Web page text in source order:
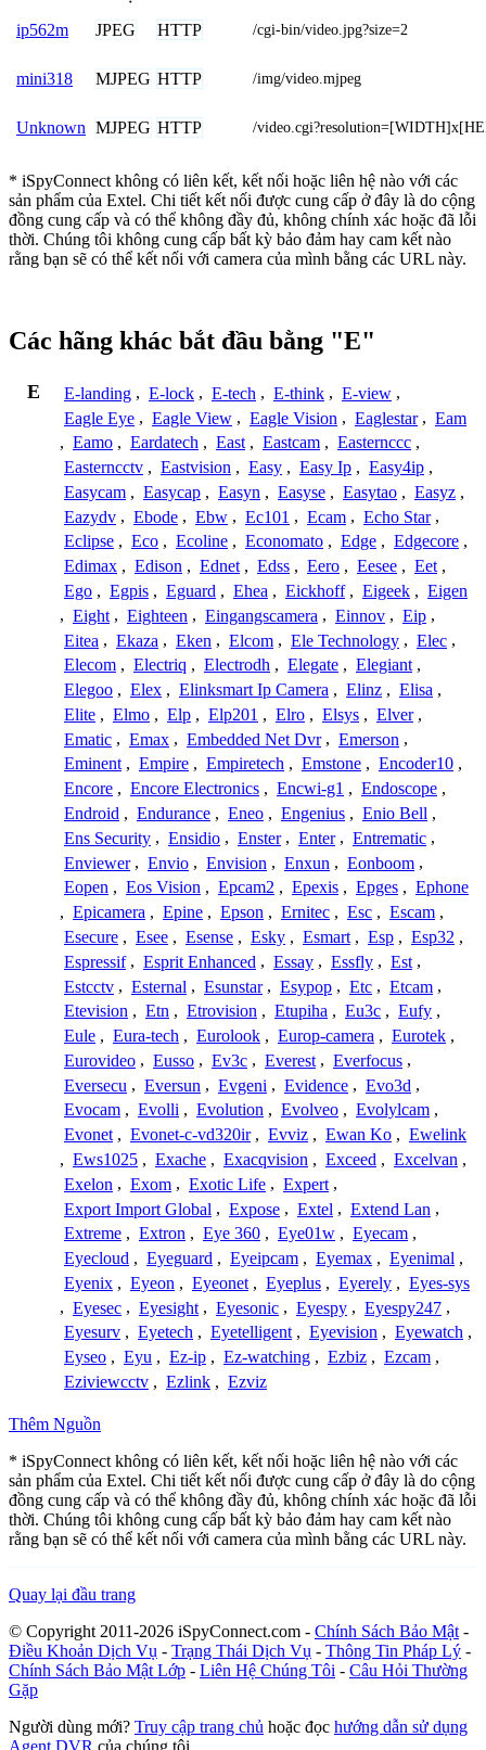
ip562m JPEG HTTP /cgi-bin/video.jpg?size=2
mini318 MJPEG HTTP /img/video.mjpeg
Unknown MJPEG HTTP /
* iSpyConnect không có liên kết, kết nối hoặc liên hệ nào với các
sản phẩm của Extel. Chi tiết kết nối được cung cấp ở đây là do cộng
đồng cung cấp và có thể không đầy đủ, không chính xác hoặc đã lỗi
thời. Chúng tôi không cung cấp bất kỳ bảo đảm hay cam kết nào
rằng bạn sẽ có thể kết nối với camera của mình bằng các URL này.
Các hãng khác bắt đầu bằng "E"
E E-landing , E-lock , E-tech , E-think , E-view ,
Eagle Eye , Eagle View , Eagle Vision , Eaglestar , Eam
, Eamo , Eardatech , East , Eastcam , Easternccc ,
Easterncctv , Eastvision , Easy , Easy Ip , Easy4ip ,
Easycam , Easycap , Easyn , Easyse , Easytao , Easyz ,
Eazydv , Ebode , Ebw , Ec101 , Ecam , Echo Star ,
Eclipse , Eco , Ecoline , Economato , Edge , Edgecore ,
Edimax , Edison , Ednet , Edss , Eero , Eesee , Eet ,
Ego , Egpis , Eguard , Ehea , Eickhoff , Eigeek , Eigen
, Eight , Eighteen , Eingangscamera , Einnov , Eip ,
Eitea , Ekaza , Eken , Elcom , Ele Technology , Elec ,
Elecom , Electriq , Electrodh , Elegate , Elegiant ,
Elegoo , Elex , Elinksmart Ip Camera , Elinz , Elisa ,
Elite , Elmo , Elp , Elp201 , Elro , Elsys , Elver ,
Ematic , Emax , Embedded Net Dvr , Emerson ,
Eminent , Empire , Empiretech , Emstone , Encoder10 ,
Encore , Encore Electronics , Encwi-g1 , Endoscope ,
Endroid , Endurance , Eneo , Engenius , Enio Bell ,
Ens Security , Ensidio , Enster , Enter , Entrematic ,
Enviewer , Envio , Envision , Enxun , Eonboom ,
Eopen , Eos Vision , Epcam2 , Epexis , Epges , Ephone
, Epicamera , Epine , Epson , Ernitec , Esc , Escam ,
Esecure , Esee , Esense , Esky , Esmart , Esp , Esp32 ,
Espressif , Esprit Enhanced , Essay , Essfly , Est ,
Estcctv , Esternal , Esunstar , Esypop , Etc , Etcam ,
Etevision , Etn , Etrovision , Etupiha , Eu3c , Eufy ,
Eule , Eura-tech , Eurolook , Europ-camera , Eurotek ,
Eurovideo , Eusso , Ev3c , Everest , Everfocus ,
Eversecu , Eversun , Evgeni , Evidence , Evo3d ,
Evocam , Evolli , Evolution , Evolveo , Evolylcam ,
Evonet , Evonet-c-vd320ir , Evviz , Ewan Ko , Ewelink
, Ews1025 , Exache , Exacqvision , Exceed , Excelvan ,
Exelon , Exom , Exotic Life , Expert ,
Export Import Global , Expose , Extel , Extend Lan ,
Extreme , Extron , Eye 360 , Eye01w , Eyecam ,
Eyecloud , Eyeguard , Eyeipcam , Eyemax , Eyenimal ,
Eyenix , Eyeon , Eyeonet , Eyeplus , Eyerely , Eyes-sys
, Eyesec , Eyesight , Eyesonic , Eyespy , Eyespy247 ,
Eyesurv , Eyetech , Eyetelligent , Eyevision , Eyewatch ,
Eyseo , Eyu , Ez-ip , Ez-watching , Ezbiz , Ezcam ,
Eziviewcctv , Ezlink , Ezviz
Thêm Nguồn
* iSpyConnect không có liên kết, kết nối hoặc liên hệ nào với các
sản phẩm của Extel. Chi tiết kết nối được cung cấp ở đây là do cộng
đồng cung cấp và có thể không đầy đủ, không chính xác hoặc đã lỗi
thời. Chúng tôi không cung cấp bất kỳ bảo đảm hay cam kết nào
rằng bạn sẽ có thể kết nối với camera của mình bằng các URL này.
Quay lại đầu trang
© Copyright 2011-2026 iSpyConnect.com - Chính Sách Bảo Mật -
Điều Khoản Dịch Vụ - Trạng Thái Dịch Vụ - Thông Tin Pháp Lý -
Chính Sách Bảo Mật Lớp - Liên Hệ Chúng Tôi - Câu Hỏi Thường
Gặp
Người dùng mới? Truy cập trang chủ hoặc đọc hướng dẫn sử dụng